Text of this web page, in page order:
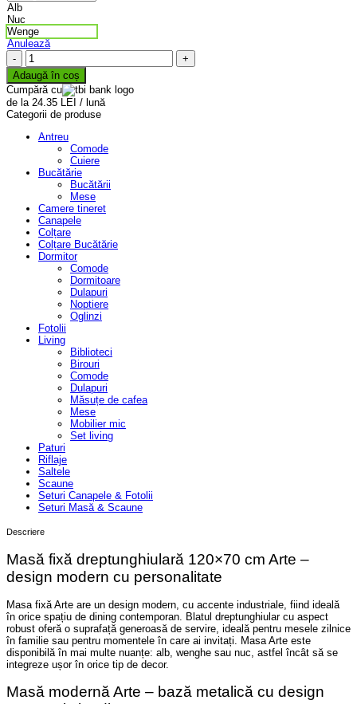
Alb
Nuc
Wenge
Anulează
Cantitate
Masă
fixă
dreptunghiulară
Arte
Adaugă în coș
Cumpără cu
de la 24.35 LEI / lună
Categorii de produse
Antreu
Comode
Cuiere
Bucătărie
Bucătării
Mese
Camere tineret
Canapele
Colțare
Colțare Bucătărie
Dormitor
Comode
Dormitoare
Dulapuri
Noptiere
Oglinzi
Fotolii
Living
Biblioteci
Birouri
Comode
Dulapuri
Măsuțe de cafea
Mese
Mobilier mic
Set living
Paturi
Riflaje
Saltele
Scaune
Seturi Canapele & Fotolii
Seturi Masă & Scaune
Descriere
Masă fixă dreptunghiulară 120×70 cm Arte –
design modern cu personalitate
Masa fixă Arte are un design modern, cu accente industriale, fiind ideală
în orice spațiu de dining contemporan. Blatul dreptunghiular cu aspect
robust oferă o suprafață generoasă de servire, ideală pentru mesele zilnice
în familie sau pentru momentele în care ai invitați. Masa Arte este
disponibilă în mai multe nuanțe: alb, wenghe sau nuc, astfel încât să se
integreze ușor în orice tip de decor.
Masă modernă Arte – bază metalică cu design